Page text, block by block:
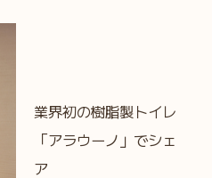
業界初の樹脂製トイレ
「アラウーノ」でシェ
ア